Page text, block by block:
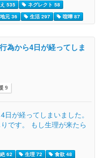
535
ネグレクト 58
地元 36 生活 297 喧嘩 87
為から4日が経ってしま
9
が経ってしまいました。
です。 もし生理が来たら
62 生理 72
食欲 48